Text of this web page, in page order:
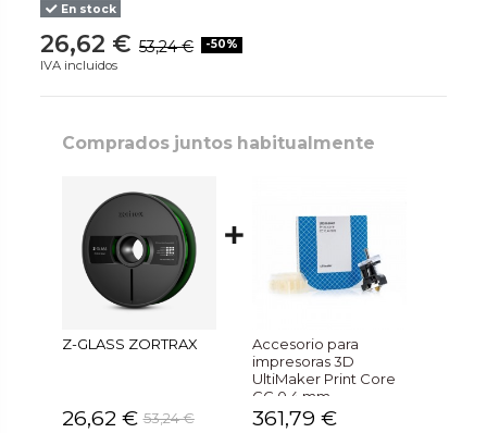
En stock
26,62 € 53,24 € -50%
IVA incluidos
Comprados juntos habitualmente
Z-GLASS ZORTRAX
26,62 € 53,24 €
Accesorio para
impresoras 3D
UltiMaker Print Core
CC 0,4 mm
361,79 €